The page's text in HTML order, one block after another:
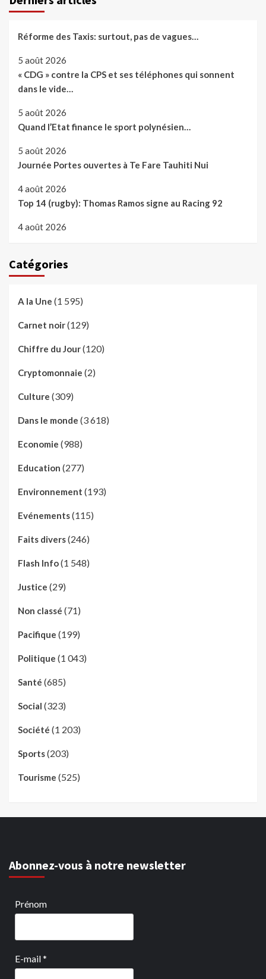
Réforme des Taxis: surtout, pas de vagues…
5 août 2026
« CDG » contre la CPS et ses téléphones qui sonnent
dans le vide…
5 août 2026
Quand l’Etat finance le sport polynésien…
5 août 2026
Journée Portes ouvertes à Te Fare Tauhiti Nui
4 août 2026
Top 14 (rugby): Thomas Ramos signe au Racing 92
4 août 2026
Catégories
A la Une (1 595)
Carnet noir(129)
Chiffre du Jour(120)
Cryptomonnaie (2)
Culture (309)
Dans le monde (3 618)
Economie (988)
Education (277)
Environnement (193)
Evénements(115)
Faits divers(246)
Flash Info(1 548)
Justice (29)
Non classé (71)
Pacifique (199)
Politique (1 043)
Santé (685)
Social (323)
Société (1 203)
Sports(203)
Tourisme (525)
Abonnez-vous à notre newsletter
Prénom
E-mail*